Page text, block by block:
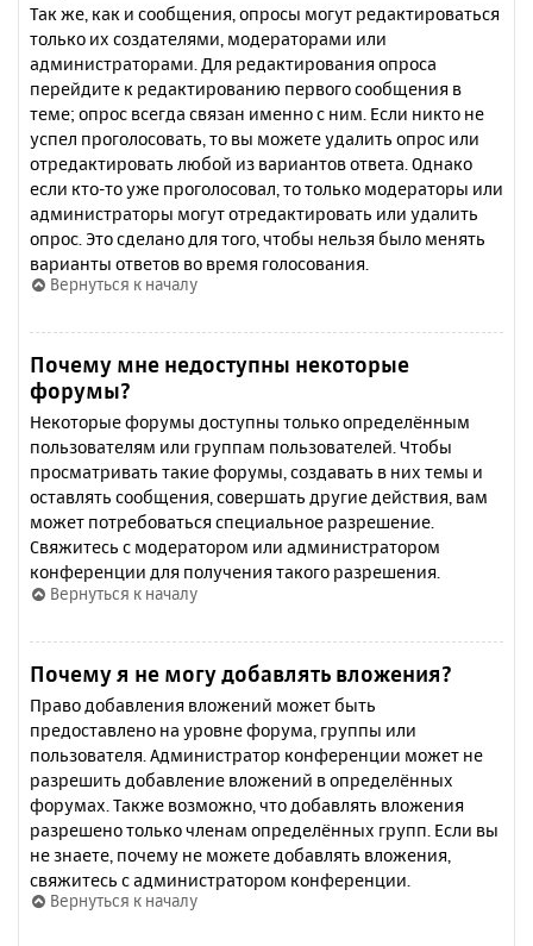
Так же, как и сообщения, опросы могут редактироваться
только их создателями, модераторами или
администраторами. Для редактирования опроса
перейдите к редактированию первого сообщения в
теме; опрос всегда связан именно с ним. Если никто не
успел проголосовать, то вы можете удалить опрос или
отредактировать любой из вариантов ответа. Однако
если кто-то уже проголосовал, то только модераторы или
администраторы могут отредактировать или удалить
опрос. Это сделано для того, чтобы нельзя было менять
варианты ответов во время голосования.
Вернуться к началу
Почему мне недоступны некоторые
форумы?
Некоторые форумы доступны только определённым
пользователям или группам пользователей. Чтобы
просматривать такие форумы, создавать в них темы и
оставлять сообщения, совершать другие действия, вам
может потребоваться специальное разрешение.
Свяжитесь с модератором или администратором
конференции для получения такого разрешения.
Вернуться к началу
Почему я не могу добавлять вложения?
Право добавления вложений может быть
предоставлено на уровне форума, группы или
пользователя. Администратор конференции может не
разрешить добавление вложений в определённых
форумах. Также возможно, что добавлять вложения
разрешено только членам определённых групп. Если вы
не знаете, почему не можете добавлять вложения,
свяжитесь с администратором конференции.
Вернуться к началу